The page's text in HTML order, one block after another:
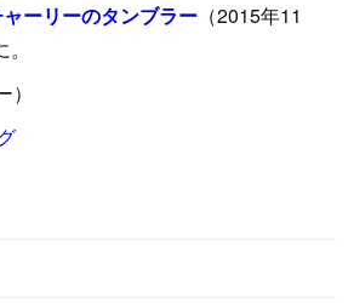
ーリーのタンブラー （2015年11